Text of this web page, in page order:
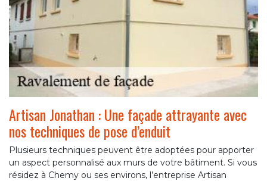
Artisan Jonathan : Une façade attrayante avec
nos techniques de pose d’enduit
Plusieurs techniques peuvent être adoptées pour apporter
un aspect personnalisé aux murs de votre bâtiment. Si vous
résidez à Chemy ou ses environs, l’entreprise Artisan